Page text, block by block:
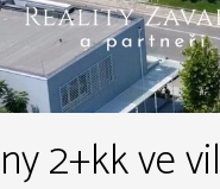
2+kk ve